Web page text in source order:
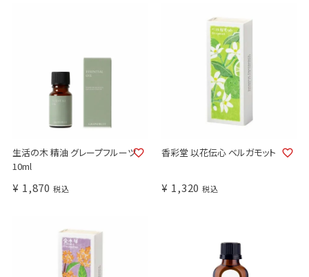
生活の木 精油 グレープフルーツ
10ml
¥ 1,870 税込
香彩堂 以花伝心 ベルガモット
¥ 1,320 税込